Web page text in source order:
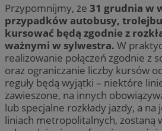
Przypomnijmy, że 31 grudnia w
przypadków autobusy,
kursować będą zgodnie z
ważnymi w sylwestra. W
realizowanie połączeń zgodnie z
oraz ograniczanie liczby kursów
reguły będą wyjątki – niektóre
zawieszone, na innych
lub specjalne rozkłady jazdy, a na
liniach metropolitalnych, zostaną